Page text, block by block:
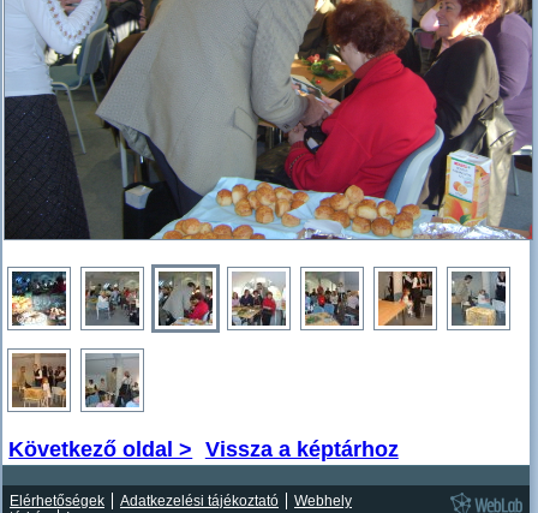
Következő oldal > Vissza a képtárhoz
Elérhetőségek Adatkezelési tájékoztató
Webhely